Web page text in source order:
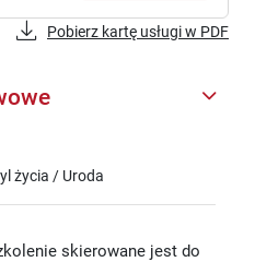
Pobierz kartę usługi w PDF
życia / Uroda
skierowane jest do